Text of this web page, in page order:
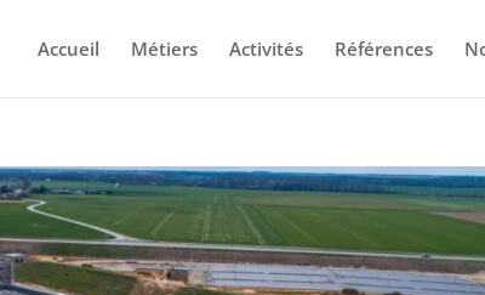
Accueil Métiers Activités Références